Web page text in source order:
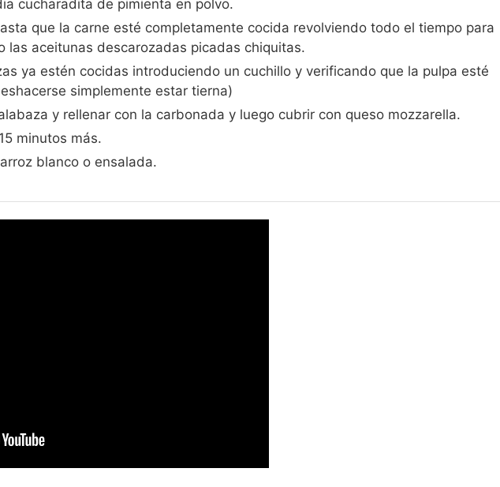
cucharadita de pimienta en polvo.
que la carne esté completamente cocida revolviendo todo el tiempo para
las aceitunas descarozadas picadas chiquitas.
ya estén cocidas introduciendo un cuchillo y verificando que la pulpa esté
simplemente estar tierna)
y rellenar con la carbonada y luego cubrir con queso mozzarella.
minutos más.
blanco o ensalada.